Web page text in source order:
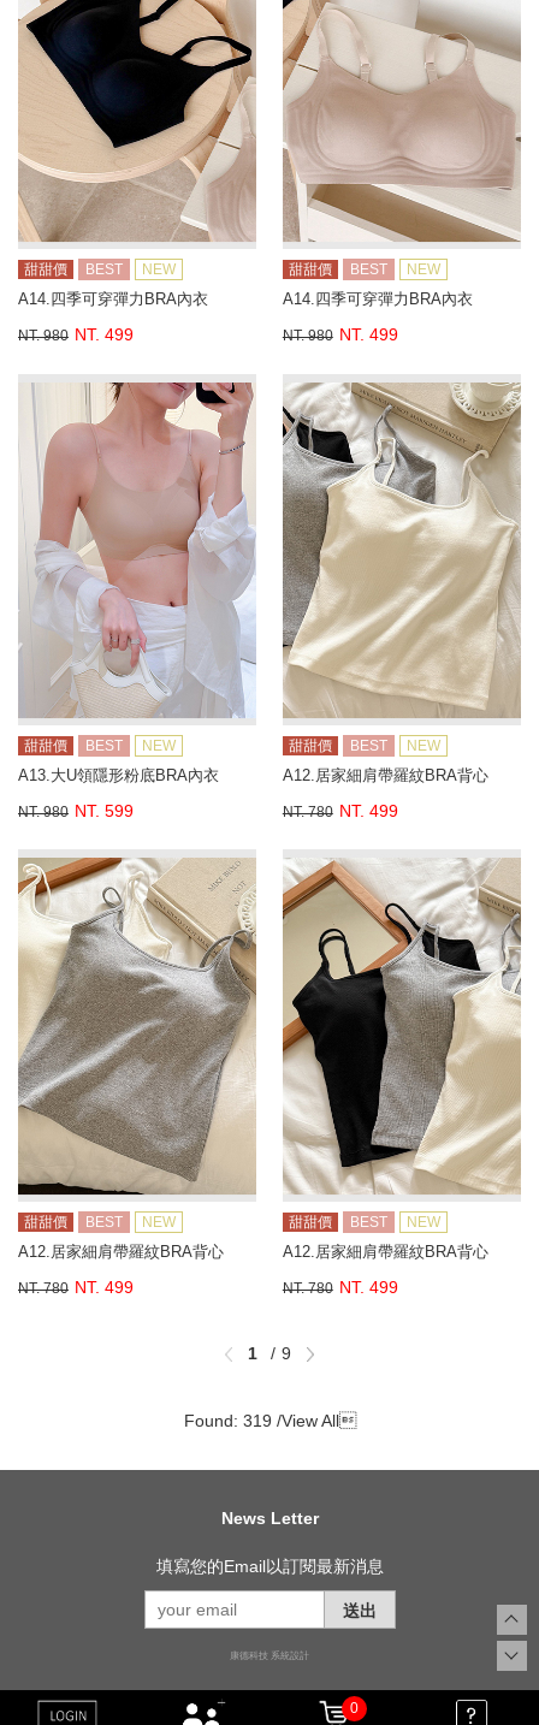
甜甜價 BEST NEW
A14.四季可穿彈力BRA內衣
NT. 980 NT. 499
甜甜價 BEST NEW
A14.四季可穿彈力BRA內衣
NT. 980 NT. 499
甜甜價 BEST NEW
A13.大U領隱形粉底BRA內衣
NT. 980 NT. 599
甜甜價 BEST NEW
A12.居家細肩帶羅紋BRA背心
NT. 780 NT. 499
甜甜價 BEST NEW
A12.居家細肩帶羅紋BRA背心
NT. 780 NT. 499
甜甜價 BEST NEW
A12.居家細肩帶羅紋BRA背心
NT. 780 NT. 499
1 9
Found: 319 /View All
News Letter
填寫您的Email以訂閱最新消息
送出
康德科技 系統設計
0